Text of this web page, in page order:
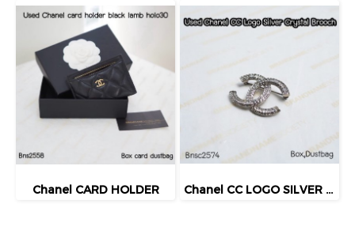
Chanel CARD HOLDER Chanel CC LOGO SILVER CRYSTAL BROOCH